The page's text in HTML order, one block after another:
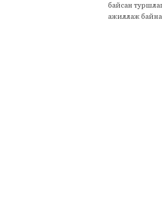
байсан
ажиллаж